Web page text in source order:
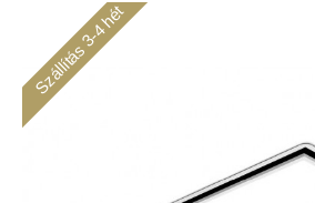
Szállítás 3-4 hét